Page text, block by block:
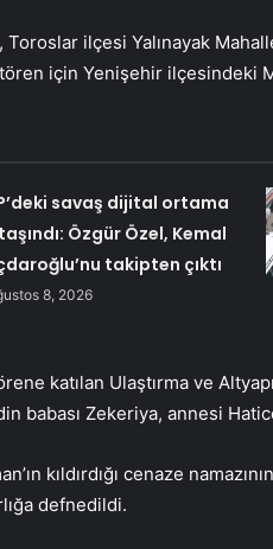
Toroslar ilçesi Yalınayak
tören için Yenişehir ilçesindeki
savaş dijital ortama
Özgür Özel, Kemal
takipten çıktı
8, 2026
katılan Ulaştırma ve
babası Zekeriya, annesi
kıldırdığı cenaze
defnedildi.